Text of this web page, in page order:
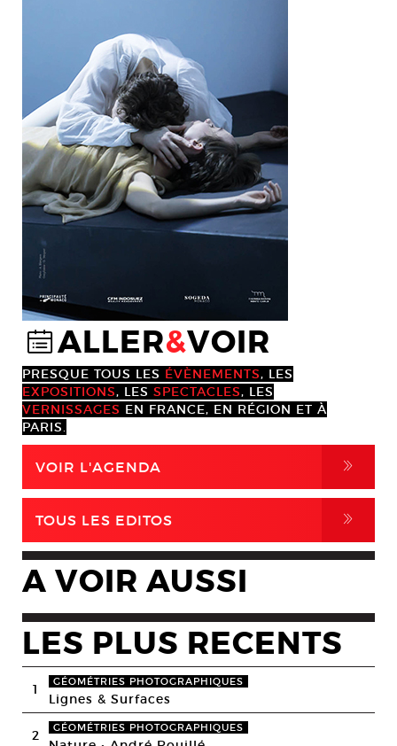
@ALLER&VOIR
PRESQUE TOUS LES ÉVÈNEMENTS, LES
EXPOSITIONS, LES SPECTACLES, LES
VERNISSAGES EN FRANCE, EN RÉGION ET À
PARIS.
VOIR L'AGENDA ,
TOUS LES EDITOS ,
A VOIR AUSSI
LES PLUS RECENTS
1 GÉOMÉTRIES PHOTOGRAPHIQUES
Lignes & Surfaces
2 GÉOMÉTRIES PHOTOGRAPHIQUES